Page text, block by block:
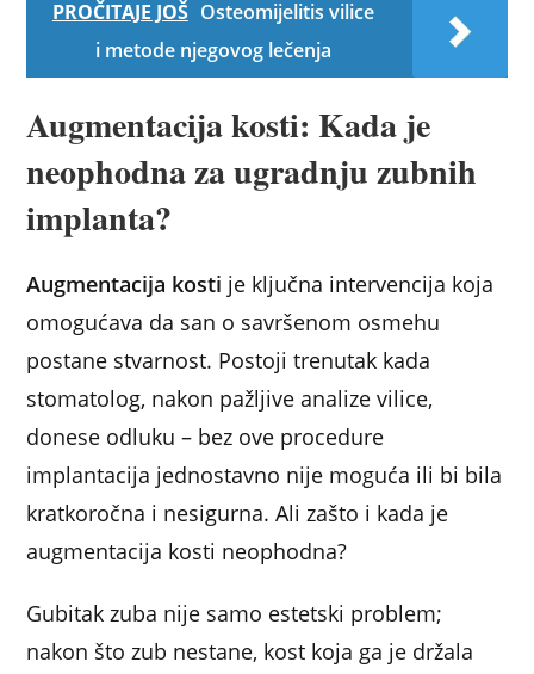
PROČITAJE JOŠ Osteomijelitis vilice
i metode njegovog lečenja
Augmentacija kosti: Kada je
neophodna za ugradnju zubnih
implanta?
Augmentacija kosti je ključna intervencija koja
omogućava da san o savršenom osmehu
postane stvarnost. Postoji trenutak kada
stomatolog, nakon pažljive analize vilice,
donese odluku – bez ove procedure
implantacija jednostavno nije moguća ili bi bila
kratkoročna i nesigurna. Ali zašto i kada je
augmentacija kosti neophodna?
Gubitak zuba nije samo estetski problem;
nakon što zub nestane, kost koja ga je držala